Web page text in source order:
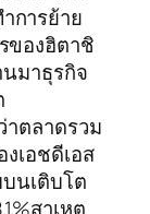
การย้าย
ของฮิตาชิ
มาธุรกิจ
าตลาดรวม
เอชดีเอส
นเติบโต